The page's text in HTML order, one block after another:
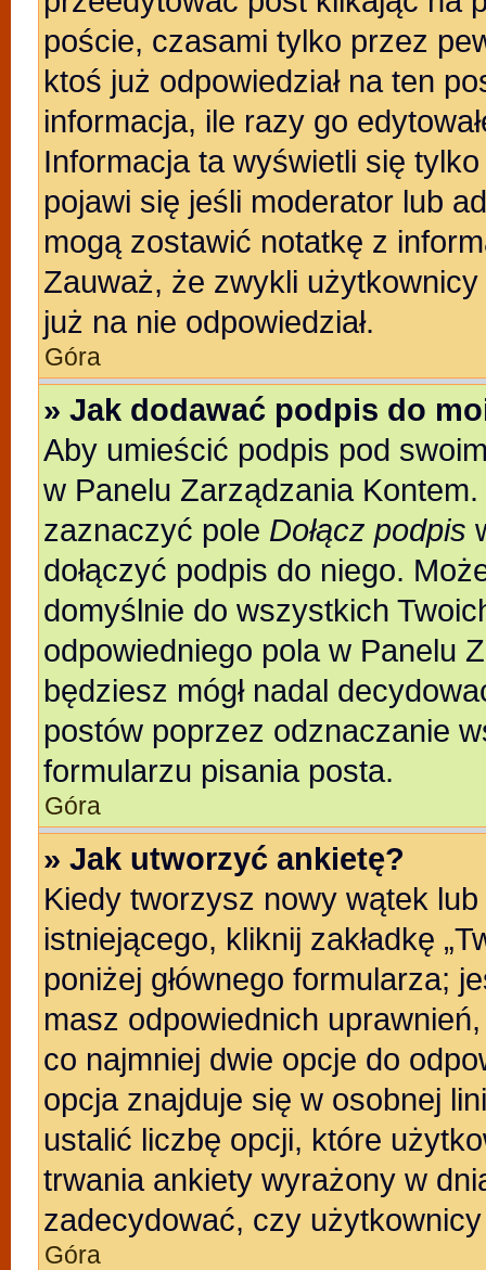
poście, czasami tylko przez
ktoś już odpowiedział na ten
informacja, ile razy go
Informacja ta wyświetli się
pojawi się jeśli moderator lub
mogą zostawić notatkę z
Zauważ, że zwykli
już na nie odpowiedział.
Góra
» Jak dodawać podpis do
Aby umieścić podpis pod
w Panelu Zarządzania
zaznaczyć pole Dołącz podpis
dołączyć podpis do niego.
domyślnie do wszystkich
odpowiedniego pola w Panelu
będziesz mógł nadal
postów poprzez odznaczanie
formularzu pisania posta.
Góra
» Jak utworzyć ankietę?
Kiedy tworzysz nowy wątek
istniejącego, kliknij zakładkę
poniżej głównego formularza;
masz odpowiednich
co najmniej dwie opcje do
opcja znajduje się w osobnej
ustalić liczbę opcji, które
trwania ankiety wyrażony w
zadecydować, czy
Góra